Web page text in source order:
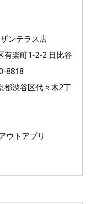
ンテラス店
有楽町1-2-2 日比谷
8818
都渋谷区代々木2丁
ウトアプリ